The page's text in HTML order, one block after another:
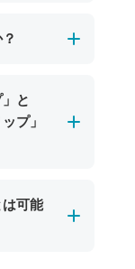
での写真
料貸し出
スタッフ
貸し出し
、船酔い
、事前に
ってご参加
満喫いた
アーは基
雨天でも
ことはほ
さい。
と
プ」
異なりま
可能